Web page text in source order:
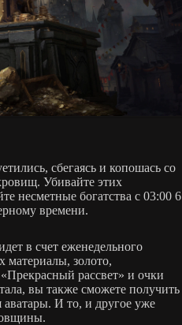
сбегаясь и копошась со
Убивайте этих
несметные богатства с 03:00 6
времени.
в счет еженедельного
материалы, золото,
рассвет» и очки
вы также сможете получить
И то, и другое уже